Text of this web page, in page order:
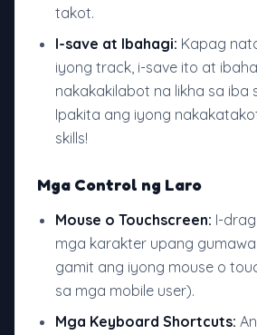
takot.
I-save at Ibahagi: Kapag
iyong track, i-save ito at
nakakakilabot na likha sa iba
Ipakita ang iyong
skills!
Mga Control ng Laro
Mouse o Touchscreen: I-
mga karakter upang
gamit ang iyong mouse o
sa mga mobile user).
Mga Keyboard Shortcuts: